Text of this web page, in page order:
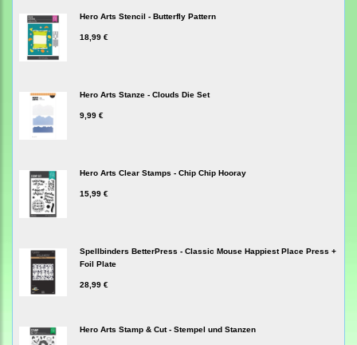
Hero Arts Stencil - Butterfly Pattern
18,99 €
Hero Arts Stanze - Clouds Die Set
9,99 €
Hero Arts Clear Stamps - Chip Chip Hooray
15,99 €
Spellbinders BetterPress - Classic Mouse Happiest Place Press +
Foil Plate
28,99 €
Hero Arts Stamp & Cut - Stempel und Stanzen